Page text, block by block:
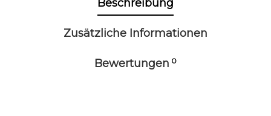
Beschreibung
Zusätzliche Informationen
Bewertungen 0